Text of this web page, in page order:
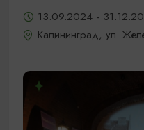
13.09.2024 -
Калининград, ул.